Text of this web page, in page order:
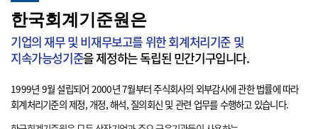
한국회계기준원은
기업의 재무 및 비재무보고를 위한 회계처리기준 및
지속가능성기준을 제정하는 독립된 민간기구입니다.
1999년 9월 설립되어 2000년 7월부터 주식회사의 외부감사에 관한 법률에 따라
회계처리기준의 제정, 개정, 해석, 질의회신 및 관련 업무를 수행하고 있습니다.